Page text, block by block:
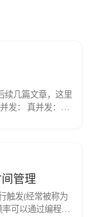
续几篇文章，这里
发： 真并发：在
发的原因和含
管理
触发(经常被称为
可以通过编程预